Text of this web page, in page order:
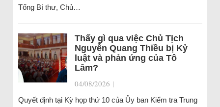
Tổng Bí thư, Chủ…
Thấy gì qua việc Chủ Tịch
Nguyễn Quang Thiều bị Kỷ
luật và phản ứng của Tô
Lâm?
04/08/2026 |
Quyết định tại Kỳ họp thứ 10 của Ủy ban Kiểm tra Trung